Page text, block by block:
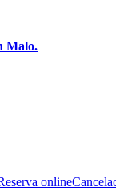
Malo.
online